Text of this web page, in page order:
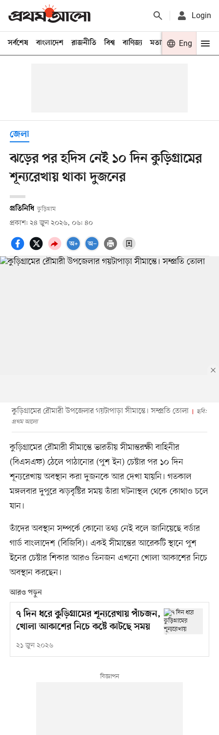
Login
সর্বশেষ বাংলাদেশ রাজনীতি বিশ্ব বাণিজ্য মতামত খেলা
Eng
জেলা
ঝড়ের পর হদিস নেই ১০ দিন কুড়িগ্রামের
শূন্যরেখায় থাকা দুজনের
প্রতিনিধি কুড়িগ্রাম
প্রকাশ: ২৪ জুন ২০২৬, ০৬: ৪০
কুড়িগ্রামের রৌমারী উপজেলার গয়টাপাড়া সীমান্তে। সম্প্রতি তোলা
ছবি:
প্রথম আলো
কুড়িগ্রামের রৌমারী সীমান্তে ভারতীয় সীমান্তরক্ষী বাহিনীর
(বিএসএফ) ঠেলে পাঠানোর (পুশ ইন) চেষ্টার পর ১০ দিন
শূন্যরেখায় অবস্থান করা দুজনকে আর দেখা যায়নি। গতকাল
মঙ্গলবার দুপুরে ঝড়বৃষ্টির সময় তাঁরা ঘটনাস্থল থেকে কোথাও চলে
যান।
তাঁদের অবস্থান সম্পর্কে কোনো তথ্য নেই বলে জানিয়েছে বর্ডার
গার্ড বাংলাদেশ (বিজিবি)। একই সীমান্তের আরেকটি স্থানে পুশ
ইনের চেষ্টার শিকার আরও তিনজন এখনো খোলা আকাশের নিচে
অবস্থান করছেন।
আরও পড়ুন
৭ দিন ধরে কুড়িগ্রামের শূন্যরেখায় পাঁচজন,
খোলা আকাশের নিচে কষ্টে কাটছে সময়
২১ জুন ২০২৬